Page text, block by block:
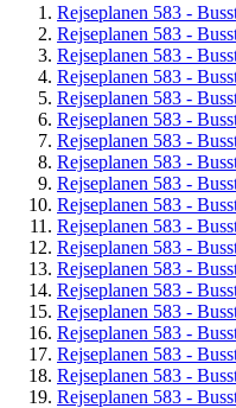
Rejseplanen 583 -
Rejseplanen 583 -
Rejseplanen 583 -
Rejseplanen 583 -
Rejseplanen 583 -
Rejseplanen 583 -
Rejseplanen 583 -
Rejseplanen 583 -
Rejseplanen 583 -
Rejseplanen 583 -
Rejseplanen 583 -
Rejseplanen 583 -
Rejseplanen 583 -
Rejseplanen 583 -
Rejseplanen 583 -
Rejseplanen 583 -
Rejseplanen 583 -
Rejseplanen 583 -
Rejseplanen 583 -